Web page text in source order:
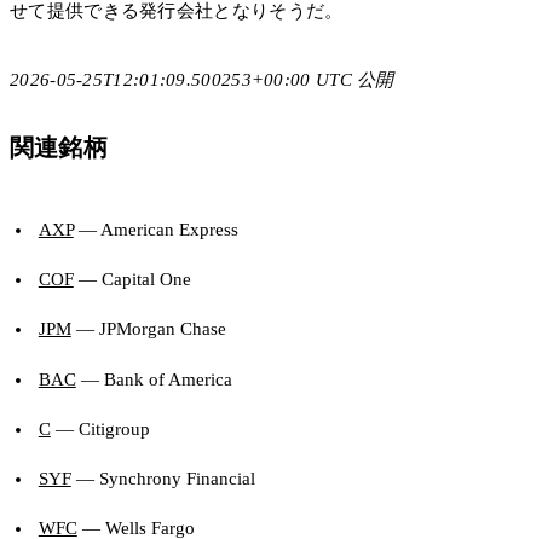
せて提供できる発行会社となりそうだ。
2026-05-25T12:01:09.500253+00:00 UTC 公開
関連銘柄
AXP— American Express
COF— Capital One
JPM— JPMorgan Chase
BAC— Bank of America
C— Citigroup
SYF— Synchrony Financial
WFC— Wells Fargo